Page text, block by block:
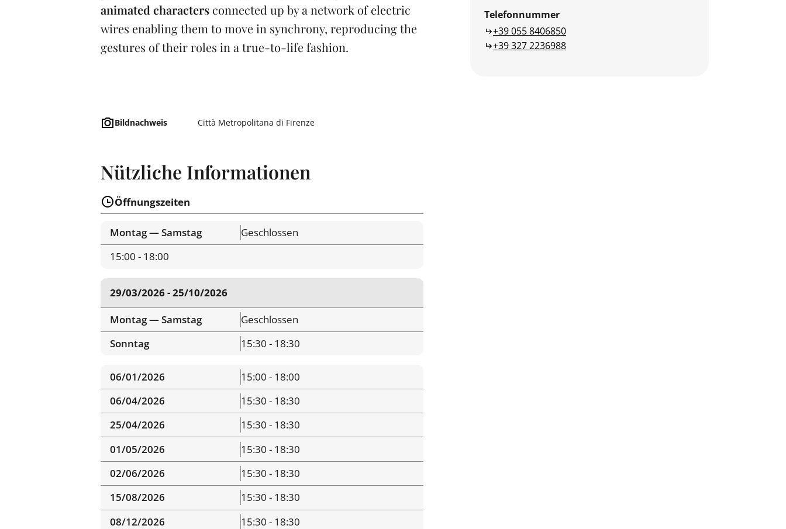
animated characters connected up by a network of electric
wires enabling them to move in synchrony, reproducing the
gestures of their roles in a true-to-life fashion.
Bildnachweis Città Metropolitana di Firenze
Nützliche Informationen
Öffnungszeiten
Montag — Samstag
Geschlossen
15:00 - 18:00
29/03/2026 - 25/10/2026
Montag — Samstag
Geschlossen
Sonntag
15:30 - 18:30
06/01/2026
15:00 - 18:00
06/04/2026
15:30 - 18:30
25/04/2026
15:30 - 18:30
01/05/2026
15:30 - 18:30
02/06/2026
15:30 - 18:30
15/08/2026
15:30 - 18:30
08/12/2026
15:30 - 18:30
Telefonnummer
+39 055 8406850
+39 327 2236988